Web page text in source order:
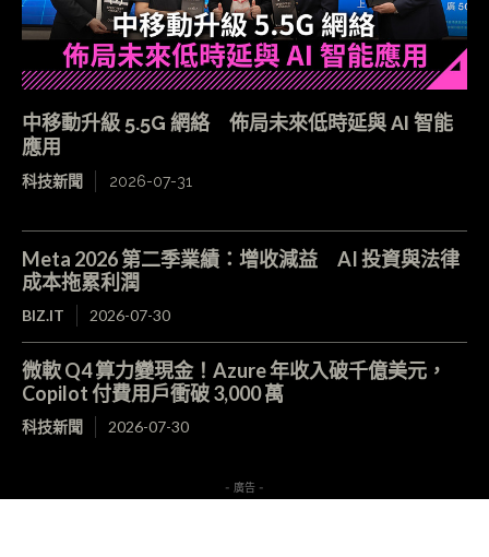
中移動升級 5.5G 網絡 佈局未來低時延與 AI 智能
應用
科技新聞 2026-07-31
Meta 2026 第二季業績：增收減益 AI 投資與法律
成本拖累利潤
BIZ.IT 2026-07-30
微軟 Q4 算力變現金！Azure 年收入破千億美元，
Copilot 付費用戶衝破 3,000 萬
科技新聞 2026-07-30
- 廣告 -